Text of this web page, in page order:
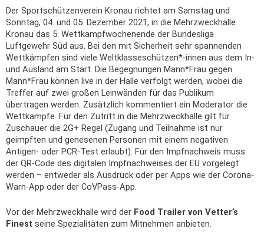
Der Sportschützenverein Kronau richtet am Samstag und
Sonntag, 04. und 05. Dezember 2021, in die Mehrzweckhalle
Kronau das 5. Wettkampfwochenende der Bundesliga
Luftgewehr Süd aus. Bei den mit Sicherheit sehr spannenden
Wettkämpfen sind viele Weltklasseschützen*-innen aus dem In-
und Ausland am Start. Die Begegnungen Mann*Frau gegen
Mann*Frau können live in der Halle verfolgt werden, wobei die
Treffer auf zwei großen Leinwänden für das Publikum
übertragen werden. Zusätzlich kommentiert ein Moderator die
Wettkämpfe. Für den Zutritt in die Mehrzweckhalle gilt für
Zuschauer die 2G+ Regel (Zugang und Teilnahme ist nur
geimpften und genesenen Personen mit einem negativen
Antigen- oder PCR-Test erlaubt). Für den Impfnachweis muss
der QR-Code des digitalen Impfnachweises der EU vorgelegt
werden – entweder als Ausdruck oder per Apps wie der Corona-
Warn-App oder der CoVPass-App.
Vor der Mehrzweckhalle wird der Food Trailer von Vetter’s
Finest seine Spezialitäten zum Mitnehmen anbieten.